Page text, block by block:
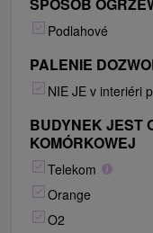
Podlahové
PALENIE
NIE JE v interiéri
BUDYNEK JEST
KOMÓRKOWEJ
Telekom
Orange
O2